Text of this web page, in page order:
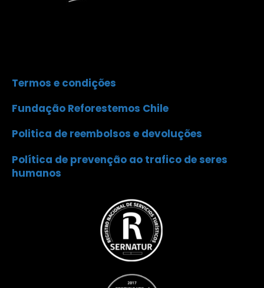
Termos e condições
Fundação Reforestemos Chile
Politica de reembolsos e devoluções
Política de prevenção ao trafico de seres
humanos